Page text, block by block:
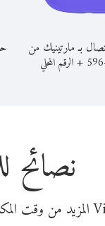
بـ مارتينيك من
596
+الرقم المحلي
نصائح